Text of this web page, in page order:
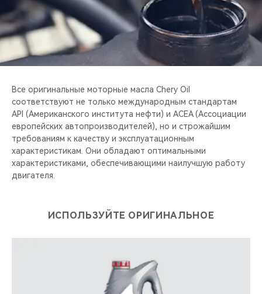
CHERY И СПОРТ
НАШИ МЕРОПРИЯТИЯ
ВИДЕООБЗОРЫ
CHERY ДЛЯ ДЕТЕЙ
Все оригинальные моторные масла Chery Oil
соответствуют не только международным стандартам
API (Американского института нефти) и ACEA (Ассоциации
европейских автопроизводителей), но и строжайшим
требованиям к качеству и эксплуатационным
характеристикам. Они обладают оптимальными
характеристиками, обеспечивающими наилучшую работу
двигателя.
ИСПОЛЬЗУЙТЕ ОРИГИНАЛЬНОЕ